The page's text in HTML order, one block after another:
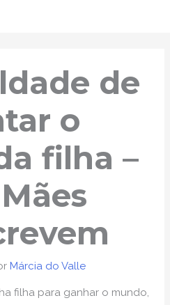
de
o
filha –
Márcia do Valle
filha para ganhar o mundo,